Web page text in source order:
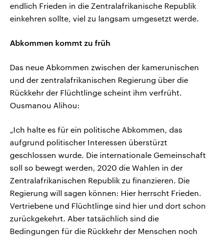
endlich Frieden in die Zentralafrikanische Republik
einkehren sollte, viel zu langsam umgesetzt werde.
Abkommen kommt zu früh
Das neue Abkommen zwischen der kamerunischen
und der zentralafrikanischen Regierung über die
Rückkehr der Flüchtlinge scheint ihm verfrüht.
Ousmanou Alihou:
„Ich halte es für ein politische Abkommen, das
aufgrund politischer Interessen überstürzt
geschlossen wurde. Die internationale Gemeinschaft
soll so bewegt werden, 2020 die Wahlen in der
Zentralafrikanischen Republik zu finanzieren. Die
Regierung will sagen können: Hier herrscht Frieden.
Vertriebene und Flüchtlinge sind hier und dort schon
zurückgekehrt. Aber tatsächlich sind die
Bedingungen für die Rückkehr der Menschen noch